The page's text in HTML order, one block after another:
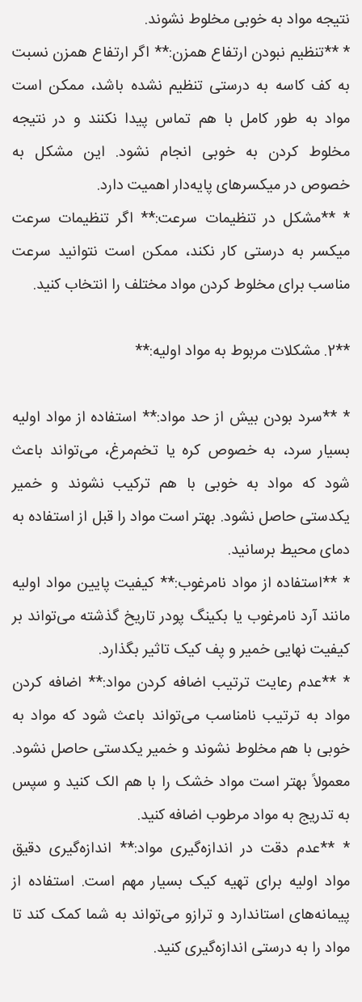
نتیجه مواد به خوبی مخلوط نشوند.
* **تنظیم نبودن ارتفاع همزن:** اگر ارتفاع همزن نسبت
به کف کاسه به درستی تنظیم نشده باشد، ممکن است
مواد به طور کامل با هم تماس پیدا نکنند و در نتیجه
مخلوط کردن به خوبی انجام نشود. این مشکل به
خصوص در میکسرهای پایه‌دار اهمیت دارد.
* **مشکل در تنظیمات سرعت:** اگر تنظیمات سرعت
میکسر به درستی کار نکند، ممکن است نتوانید سرعت
مناسب برای مخلوط کردن مواد مختلف را انتخاب کنید.
**2. مشکلات مربوط به مواد اولیه:**
* **سرد بودن بیش از حد مواد:** استفاده از مواد اولیه
بسیار سرد، به خصوص کره یا تخم‌مرغ، می‌تواند باعث
شود که مواد به خوبی با هم ترکیب نشوند و خمیر
یکدستی حاصل نشود. بهتر است مواد را قبل از استفاده به
دمای محیط برسانید.
* **استفاده از مواد نامرغوب:** کیفیت پایین مواد اولیه
مانند آرد نامرغوب یا بکینگ پودر تاریخ گذشته می‌تواند بر
کیفیت نهایی خمیر و پف کیک تاثیر بگذارد.
* **عدم رعایت ترتیب اضافه کردن مواد:** اضافه کردن
مواد به ترتیب نامناسب می‌تواند باعث شود که مواد به
خوبی با هم مخلوط نشوند و خمیر یکدستی حاصل نشود.
معمولاً بهتر است مواد خشک را با هم الک کنید و سپس
به تدریج به مواد مرطوب اضافه کنید.
* **عدم دقت در اندازه‌گیری مواد:** اندازه‌گیری دقیق
مواد اولیه برای تهیه کیک بسیار مهم است. استفاده از
پیمانه‌های استاندارد و ترازو می‌تواند به شما کمک کند تا
مواد را به درستی اندازه‌گیری کنید.